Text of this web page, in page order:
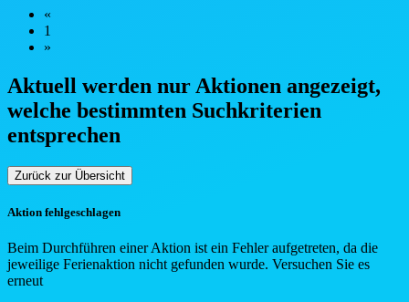
«
1
»
Aktuell werden nur Aktionen angezeigt,
welche bestimmten Suchkriterien
entsprechen
Zurück zur Übersicht
Aktion fehlgeschlagen
Beim Durchführen einer Aktion ist ein Fehler aufgetreten, da die
jeweilige Ferienaktion nicht gefunden wurde. Versuchen Sie es
erneut